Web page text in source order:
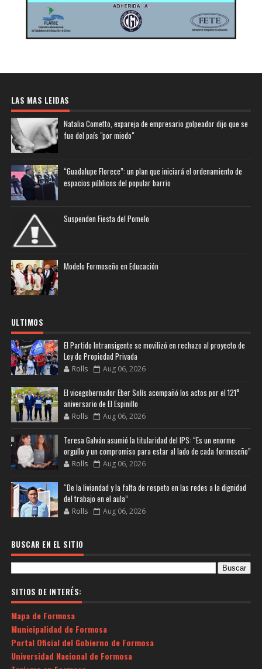
LAS MAS LEIDAS
Natalia Cometto, expareja de empresario golpeador dijo que se
fue del país "por miedo"
“Guadalupe Florece”: un plan que iniciará el ordenamiento de
espacios públicos del popular barrio
Suspenden Fiesta del Pomelo
Modelo Formoseño en Educación
ULTIMOS
El Partido Intransigente se movilizó en rechazo al proyecto de
Ley de Propiedad Privada
Rolls Aug 06, 2026
El vicegobernador Eber Solís acompañó los actos por el 121°
aniversario de El Espinillo
Rolls Aug 06, 2026
Teresa Galván asumió la titularidad del IPS: “Es un enorme
orgullo y un compromiso para estar al lado de cada formoseño”
Rolls Aug 06, 2026
“De la liviandad y la falta de respeto en las redes a la dignidad
del trabajo en el aula”
Rolls Aug 06, 2026
BUSCAR EN EL SITIO
SITIOS DE INTERÉS:
Mapa de Formosa
Municipalidad de Formosa
Portal Oficial del Gobierno de Formosa
Universidad Nacional de Formosa